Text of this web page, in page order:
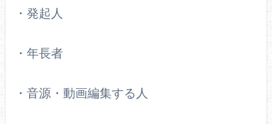
・発起人
・年長者
・音源・動画編集する人